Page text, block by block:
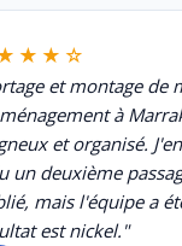
et montage de
à
et organisé.
un deuxième
mais l'équipe a
est nickel."